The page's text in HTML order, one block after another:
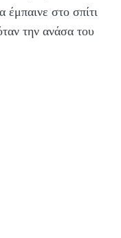
έμπαινε στο σπίτι
την ανάσα του